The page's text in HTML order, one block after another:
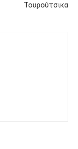
Τουρούτσικα